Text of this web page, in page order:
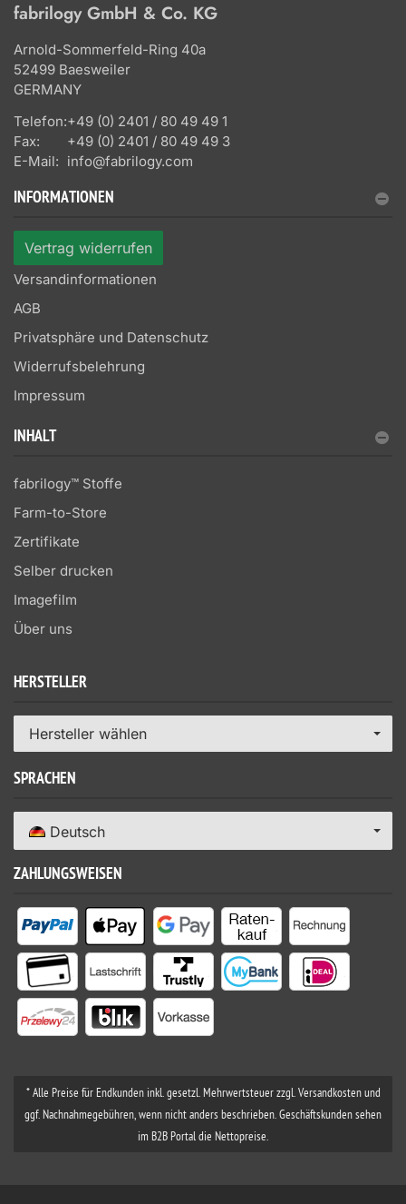
fabrilogy GmbH & Co. KG
Arnold-Sommerfeld-Ring 40a
52499 Baesweiler
GERMANY
Telefon:+49 (0) 2401 / 80 49 49 1
Fax:
+49 (0) 2401 / 80 49 49 3
E-Mail: info@fabrilogy.com
INFORMATIONEN
Vertrag widerrufen
Versandinformationen
AGB
Privatsphäre und Datenschutz
Widerrufsbelehrung
Impressum
INHALT
fabrilogy™ Stoffe
Farm-to-Store
Zertifikate
Selber drucken
Imagefilm
Über uns
HERSTELLER
Hersteller wählen
SPRACHEN
Deutsch
ZAHLUNGSWEISEN
* Alle Preise für Endkunden inkl. gesetzl. Mehrwertsteuer zzgl. Versandkosten und
ggf. Nachnahmegebühren, wenn nicht anders beschrieben. Geschäftskunden sehen
im B2B Portal die Nettopreise.